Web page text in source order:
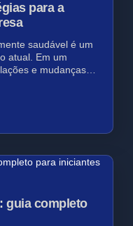
para a
saudável é um
atual. Em um
e mudanças…
guia completo